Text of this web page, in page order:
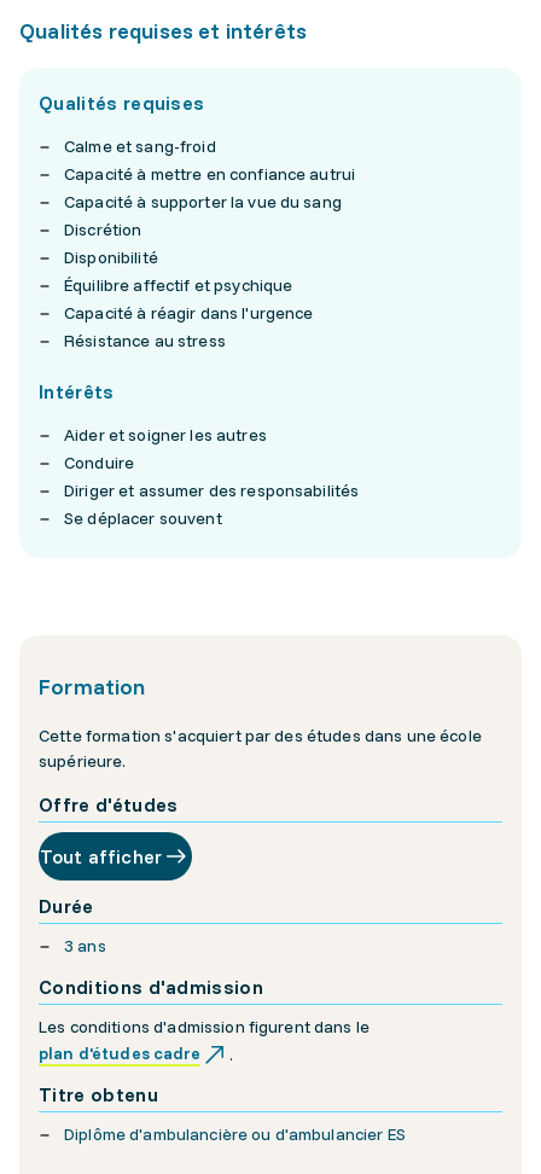
Qualités requises et intérêts
Qualités requises
Calme et sang-froid
Capacité à mettre en confiance autrui
Capacité à supporter la vue du sang
Discrétion
Disponibilité
Équilibre affectif et psychique
Capacité à réagir dans l'urgence
Résistance au stress
Intérêts
Aider et soigner les autres
Conduire
Diriger et assumer des responsabilités
Se déplacer souvent
Formation
Cette formation s'acquiert par des études dans une école
supérieure.
Offre d'études
Tout afficher
Durée
3 ans
Conditions d'admission
Les conditions d'admission figurent dans le
plan d'études cadre
.
Titre obtenu
Diplôme d'ambulancière ou d'ambulancier ES